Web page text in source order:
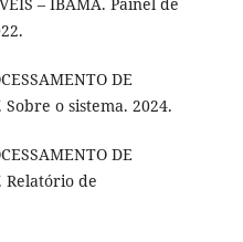
DE
Sobre o sistema. 2024.
DE
Relatório de